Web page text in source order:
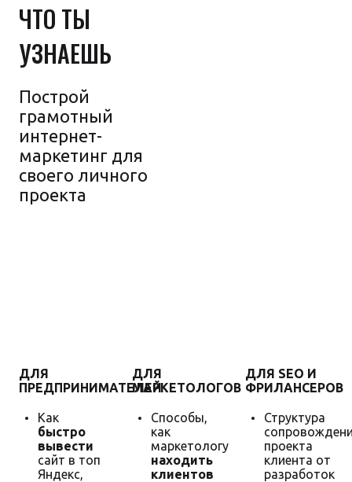
ЧТО ТЫ
УЗНАЕШЬ
Построй
грамотный
интернет-
маркетинг для
своего личного
проекта
ДЛЯ
ПРЕДПРИНИМАТЕЛЕЙ
Как
быстро
вывести
сайт в топ
Яндекс,
ДЛЯ
МАРКЕТОЛОГОВ
Способы,
как
маркетологу
находить
клиентов
ДЛЯ SEO И
ФРИЛАНСЕРОВ
Структура
проекта
клиента от
разработок